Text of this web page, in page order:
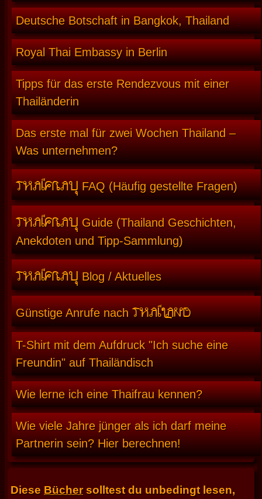
Deutsche Botschaft in Bangkok, Thailand
Royal Thai Embassy in Berlin
Tipps für das erste Rendezvous mit einer
Thailänderin
Das erste mal für zwei Wochen Thailand –
Was unternehmen?
THAIFRAUFAQ (Häufig gestellte Fragen)
THAIFRAU Guide (Thailand Geschichten,
Anekdoten und Tipp-Sammlung)
THAIFRAUBlog / Aktuelles
Günstige Anrufe nachTHAILAND
T-Shirt mit dem Aufdruck "Ich suche eine
Freundin" auf Thailändisch
Wie lerne ich eine Thaifrau kennen?
Wie viele Jahre jünger als ich darf meine
Partnerin sein? Hier berechnen!
Diese Büchersolltest du unbedingt lesen,